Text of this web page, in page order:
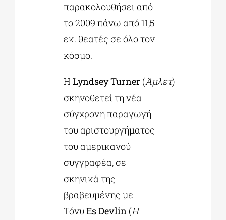
παρακολουθήσει από
το 2009 πάνω από 11,5
εκ. θεατές σε όλο τον
κόσμο.
Η LyndseyTurner (Άμλετ)
σκηνοθετεί τη νέα
σύγχρονη παραγωγή
του αριστουργήματος
του αμερικανού
συγγραφέα, σε
σκηνικά της
βραβευμένης με
ΤόνυEsDevlin (H